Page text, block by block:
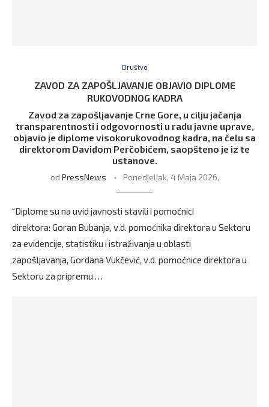
Društvo
ZAVOD ZA ZAPOŠLJAVANJE OBJAVIO DIPLOME
RUKOVODNOG KADRA
Zavod za zapošljavanje Crne Gore, u cilju jačanja
transparentnosti i odgovornosti u radu javne uprave,
objavio je diplome visokorukovodnog kadra, na čelu sa
direktorom Davidom Perčobićem, saopšteno je iz te
ustanove.
od PressNews Ponedjeljak, 4 Maja 2026,
“Diplome su na uvid javnosti stavili i pomoćnici
direktora: Goran Bubanja, v.d. pomoćnika direktora u Sektoru
za evidencije, statistiku i istraživanja u oblasti
zapošljavanja, Gordana Vukčević, v.d. pomoćnice direktora u
Sektoru za pripremu …